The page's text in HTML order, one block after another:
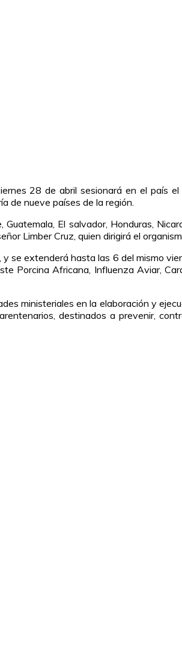
28 de abril sesionará en el país
de nueve países de la región.
El salvador, Honduras,
Limber Cruz, quien dirigirá el
extenderá hasta las 6 del mismo
Porcina Africana, Influenza Aviar,
ministeriales en la elaboración y
destinados a prevenir,